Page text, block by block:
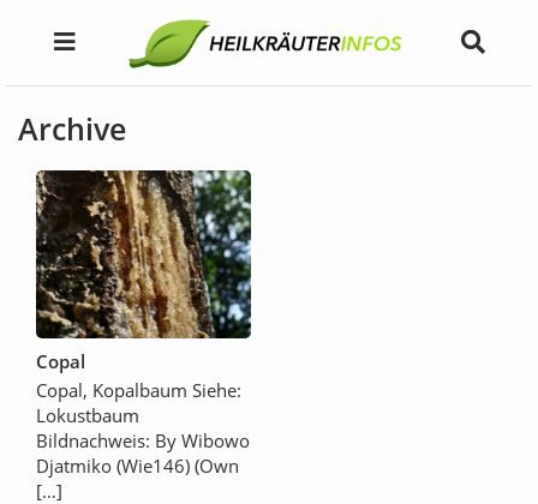
Archive
Copal
Copal, Kopalbaum Siehe:
Lokustbaum
Bildnachweis: By Wibowo
Djatmiko (Wie146) (Own
[…]